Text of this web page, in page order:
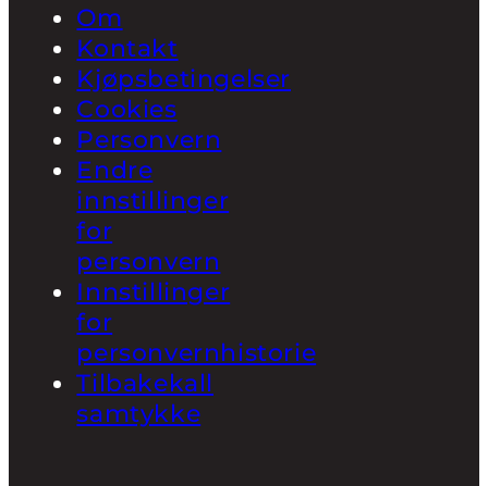
Om
Kontakt
Kjøpsbetingelser
Cookies
Personvern
Endre
innstillinger
for
personvern
Innstillinger
for
personvernhistorie
Tilbakekall
samtykke